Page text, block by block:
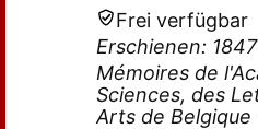
Frei verfügbar
Erschienen: 1847
Mémoires de
Sciences, des
Arts de Belgique